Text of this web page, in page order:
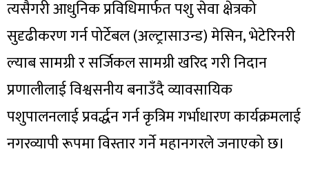
त्यसैगरी आधुनिक प्रविधिमार्फत पशु सेवा क्षेत्रको
सुदृढीकरण गर्न पोर्टेबल (अल्ट्रासाउन्ड) मेसिन, भेटेरिनरी
ल्याब सामग्री र सर्जिकल सामग्री खरिद गरी निदान
प्रणालीलाई विश्वसनीय बनाउँदै व्यावसायिक
पशुपालनलाई प्रवर्द्धन गर्न कृत्रिम गर्भाधारण कार्यक्रमलाई
नगरव्यापी रूपमा विस्तार गर्ने महानगरले जनाएको छ।